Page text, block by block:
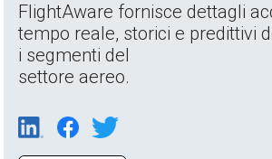
FlightAware fornisce dettagli
tempo reale, storici e predittivi
i segmenti del
settore aereo.